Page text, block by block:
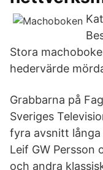
Stora
hedervärde
Grabbarna på
Sveriges
fyra avsnitt långa
Leif GW Persson
och andra